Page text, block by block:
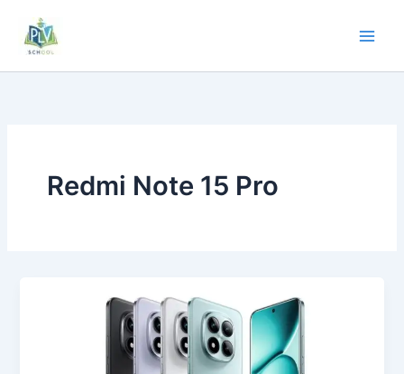
Redmi Note 15 Pro